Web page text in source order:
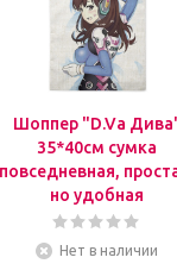
Шоппер "D.Va
35*40см сумка
повседневная,
но удобная
Нет в наличии